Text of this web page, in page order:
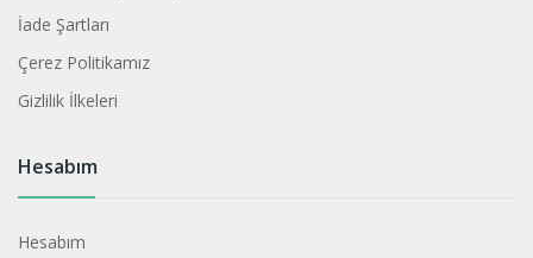
İade Şartları
Çerez Politikamız
Gizlilik İlkeleri
Hesabım
Hesabım